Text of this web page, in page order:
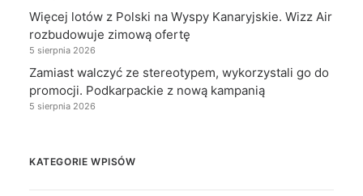
Więcej lotów z Polski na Wyspy Kanaryjskie. Wizz Air
rozbudowuje zimową ofertę
5 sierpnia 2026
Zamiast walczyć ze stereotypem, wykorzystali go do
promocji. Podkarpackie z nową kampanią
5 sierpnia 2026
KATEGORIE WPISÓW